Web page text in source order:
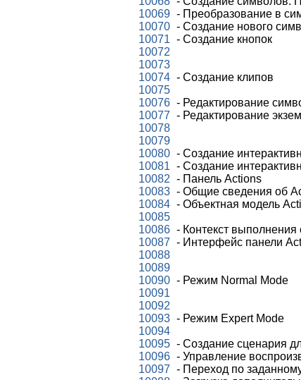
10069 - Преобразование в
10070 - Создание нового
10071 - Создание кнопок
10072
10073
10074 - Создание клипов
10075
10076 - Редактирование
10077 - Редактирование
10078
10079
10080 - Создание
10081 - Создание
10082 - Панель Actions
10083 - Общие сведения об
10084 - Объектная модель
10085
10086 - Контекст выполнения
10087 - Интерфейс панели
10088
10089
10090 - Режим Normal Mode
10091
10092
10093 - Режим Expert Mode
10094
10095 - Создание сценария
10096 - Управление
10097 - Переход по